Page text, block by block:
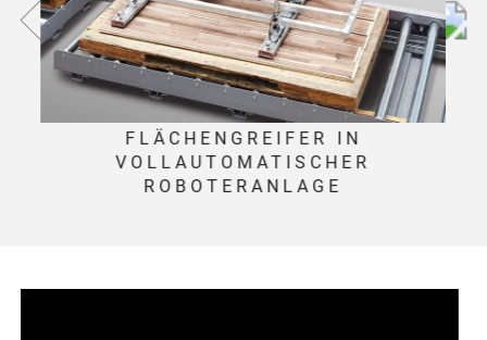
FLÄCHENGREIFER IN
VOLLAUTOMATISCHER
ROBOTERANLAGE